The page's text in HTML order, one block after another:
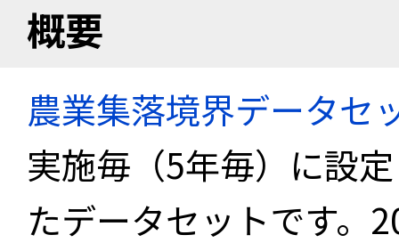
概要
農業集落境界データセ
実施毎（5年毎）に設
たデータセットです。